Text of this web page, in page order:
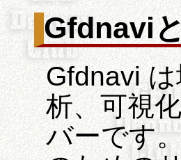
Gfdnavi
Gfdnavi
析、可視
バーです